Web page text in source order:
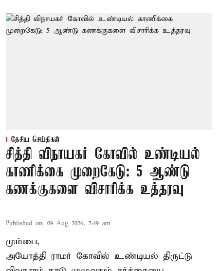
தேசிய செய்திகள்
சித்தி விநாயகர் கோவில் உண்டியல்
காணிக்கை முறைகேடு: 5 ஆண்டு
கணக்குகளை விசாரிக்க உத்தரவு
Published on: 09 Aug 2026, 7:49 am
மும்பை,
அயோத்தி ராமர் கோவில் உண்டியல் திருட்டு